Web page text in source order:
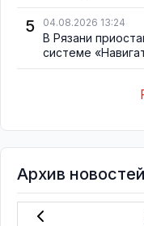
5 04.08.2026 13:24
В Рязани
системе
Архив новостей